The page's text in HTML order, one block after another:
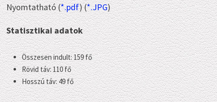
Nyomtatható (*.pdf) (*.JPG)
Statisztikai adatok
Összesen indult: 159 fő
Rövid táv: 110 fő
Hosszú táv: 49 fő